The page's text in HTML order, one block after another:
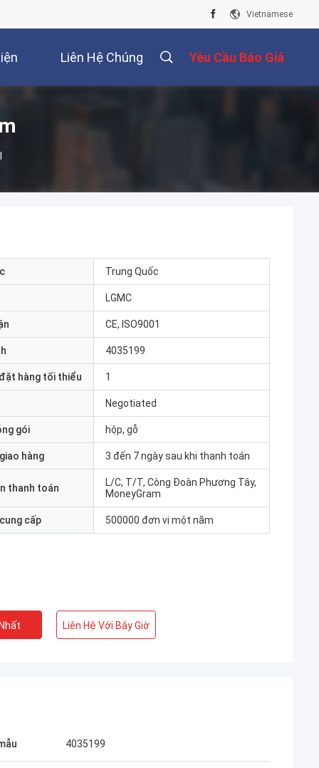
Vietnamese
Liên Hệ Chúng Yêu Cầu Báo Giá
Trung Quốc
LGMC
CE, ISO9001
4035199
hàng tối thiểu 1
Negotiated
gói hộp, gỗ
hàng 3 đến 7 ngày sau khi thanh toán
thanh toán
L/C, T/T, Công Đoàn Phương Tây,
MoneyGram
cấp 500000 đơn vị một năm
Liên Hệ Với Bây Giờ
4035199